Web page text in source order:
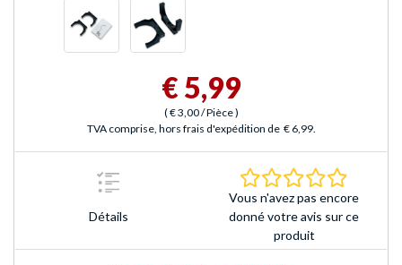
€ 5,99
(€ 3,00/ Pièce)
TVA comprise, hors frais d'expédition de € 6,99.
Détails
Vous n'avez pas encore
donné votre avis sur ce
produit